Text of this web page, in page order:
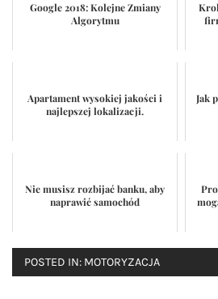
Google 2018: Kolejne Zmiany
Algorytmu
Apartament wysokiej jakości i
najlepszej lokalizacji.
Jak
Nie musisz rozbijać banku, aby
naprawić samochód
POSTED IN: MOTORYZACJA